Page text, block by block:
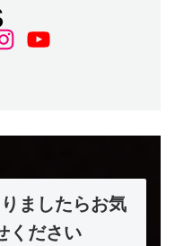
YouTube
ましたらお気
ください